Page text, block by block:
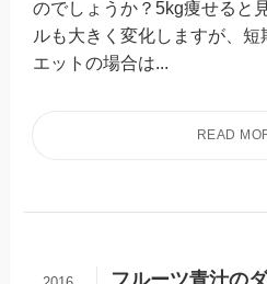
のでしょうか？5kg痩せると
ルも大きく変化しますが、
エットの場合は...
フルーツ青汁の